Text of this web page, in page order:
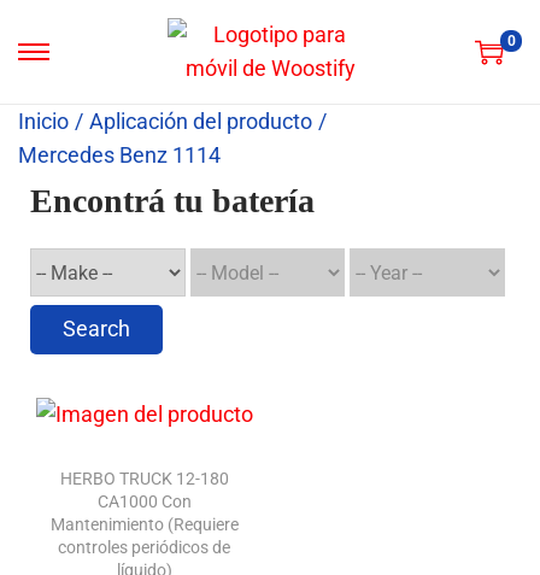
0
Inicio / Aplicación del producto /
Mercedes Benz 1114
Encontrá tu batería
Search
HERBO TRUCK 12-180
CA1000 Con
Mantenimiento (Requiere
controles periódicos de
líquido)